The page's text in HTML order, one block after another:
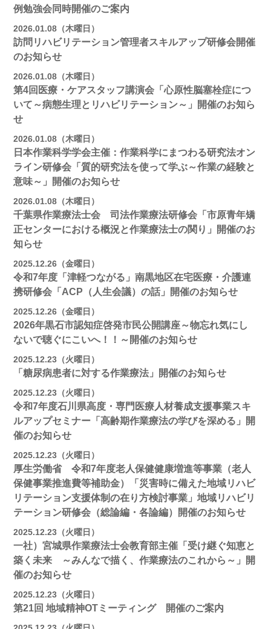
例勉強会同時開催のご案内
2026.01.08（木曜日）
訪問リハビリテーション管理者スキルアップ研修会開催
のお知らせ
2026.01.08（木曜日）
第4回医療・ケアスタッフ講演会「心原性脳塞栓症につ
いて～病態生理とリハビリテーション～」開催のお知ら
せ
2026.01.08（木曜日）
日本作業科学学会主催：作業科学にまつわる研究法オン
ライン研修会「質的研究法を使って学ぶ～作業の経験と
意味～」開催のお知らせ
2026.01.08（木曜日）
千葉県作業療法士会 司法作業療法研修会「市原青年矯
正センターにおける概況と作業療法士の関り」開催のお
知らせ
2025.12.26（金曜日）
令和7年度「津軽つながる」南黒地区在宅医療・介護連
携研修会「ACP（人生会議）の話」開催のお知らせ
2025.12.26（金曜日）
2026年黒石市認知症啓発市民公開講座～物忘れ気にし
ないで聴ぐにこいへ！！～開催のお知らせ
2025.12.23（火曜日）
「糖尿病患者に対する作業療法」開催のお知らせ
2025.12.23（火曜日）
令和7年度石川県高度・専門医療人材養成支援事業スキ
ルアップセミナー「高齢期作業療法の学びを深める」開
催のお知らせ
2025.12.23（火曜日）
厚生労働省 令和7年度老人保健健康増進等事業（老人
保健事業推進費等補助金）「災害時に備えた地域リハビ
リテーション支援体制の在り方検討事業」地域リハビリ
テーション研修会（総論編・各論編）開催のお知らせ
2025.12.23（火曜日）
一社）宮城県作業療法士会教育部主催「受け継ぐ知恵と
築く未来 ～みんなで描く、作業療法のこれから～」開
催のお知らせ
2025.12.23（火曜日）
第21回 地域精神OTミーティング 開催のご案内